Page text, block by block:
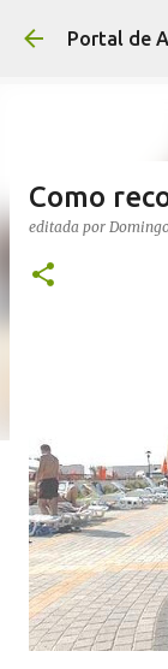
Portal de
Como
editada por